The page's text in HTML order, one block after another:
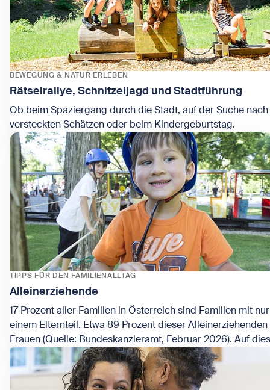
Rätselrallye, Schnitzeljagd und Stadtführung
BEWEGUNG & NATUR ERLEBEN
Ob beim Spaziergang durch die Stadt, auf der Suche nach
versteckten Schätzen oder beim Kindergeburtstag.
Zeige Rätselrallye, Schnitzeljagd und Stadtführung
Alleinerziehende
TIPPS FÜR DEN FAMILIENALLTAG
17 Prozent aller Familien in Österreich sind Familien mit nur
einem Elternteil. Etwa 89 Prozent dieser
Frauen (Quelle: Bundeskanzleramt, Februar 2026). Auf
Kinderinfo-Liste findet ihr Vereine und Organisationen in
die Beratungen, Informationen und vieles mehr zum Thema
"Alleinerziehende" anbieten.
Zeige Alleinerziehende